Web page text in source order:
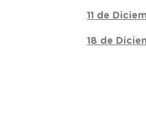
11 de
18 de